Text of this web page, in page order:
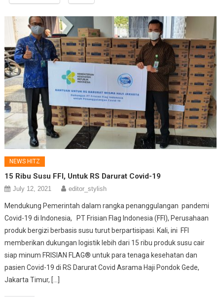
NEWS HITZ
15 Ribu Susu FFI, Untuk RS Darurat Covid-19
July 12, 2021 editor_stylish
Mendukung Pemerintah dalam rangka penanggulangan pandemi
Covid-19 di Indonesia, PT Frisian Flag Indonesia (FFI), Perusahaan
produk bergizi berbasis susu turut berpartisipasi. Kali, ini FFI
memberikan dukungan logistik lebih dari 15 ribu produk susu cair
siap minum FRISIAN FLAG® untuk para tenaga kesehatan dan
pasien Covid-19 di RS Darurat Covid Asrama Haji Pondok Gede,
Jakarta Timur, […]